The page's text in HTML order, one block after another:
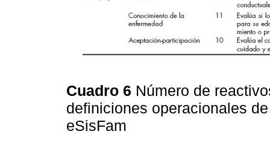
Cuadro 6 Número de
definiciones operacionales
eSisFam